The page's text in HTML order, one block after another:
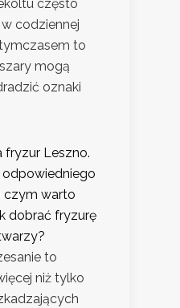
często
codziennej
to
mogą
oznaki
fryzur Leszno.
czym warto
dobrać fryzurę
to
niż tylko